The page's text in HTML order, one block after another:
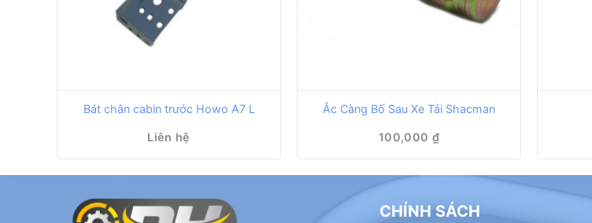
Bát chân cabin trước Howo A7 L
Liên hệ
Ắc Càng Bố Sau Xe Tải Shacman
100,000 ₫
CHÍNH SÁCH